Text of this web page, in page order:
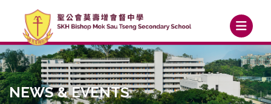
NEWS & EVENTS